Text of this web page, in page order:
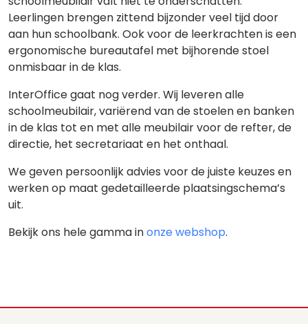
Leerlingen brengen zittend bijzonder veel tijd door
aan hun schoolbank. Ook voor de leerkrachten is een
ergonomische bureautafel met bijhorende stoel
onmisbaar in de klas.
InterOffice gaat nog verder. Wij leveren alle
schoolmeubilair, variërend van de stoelen en banken
in de klas tot en met alle meubilair voor de refter, de
directie, het secretariaat en het onthaal.
We geven persoonlijk advies voor de juiste keuzes en
werken op maat gedetailleerde plaatsingschema’s
uit.
Bekijk ons hele gamma inonze webshop.